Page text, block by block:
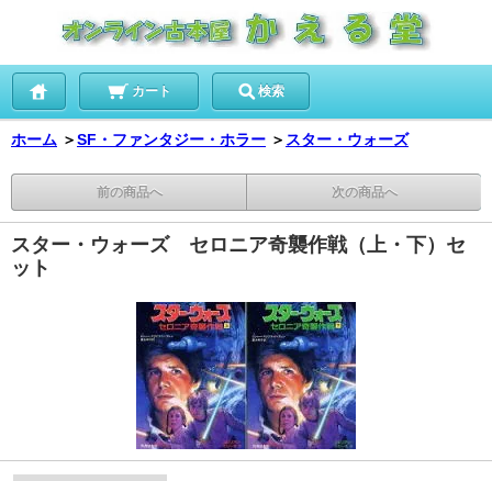
カート 検索
ホーム ＞SF・ファンタジー・ホラー ＞ スター・ウォーズ
前の商品へ 次の商品へ
スター・ウォーズ セロニア奇襲作戦（上・下）セ
ット